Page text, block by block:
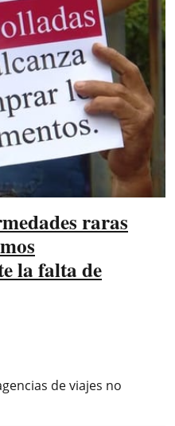
raras
la falta de
de viajes no